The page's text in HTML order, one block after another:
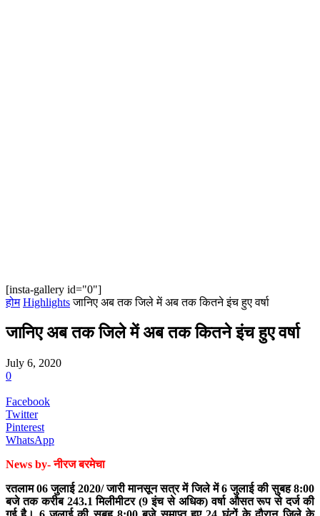
[insta-gallery id="0"]
होम Highlights जानिए अब तक जिले में अब तक कितने इंच हुए वर्षा
जानिए अब तक जिले में अब तक कितने इंच हुए वर्षा
July 6, 2020
0
Facebook
Twitter
Pinterest
WhatsApp
News by- नीरज बरमेचा
रतलाम 06 जुलाई 2020/ जारी मानसून सत्र में जिले में 6 जुलाई की सुबह 8:00
बजे तक करीब 243.1 मिलीमीटर (9 इंच से अधिक) वर्षा औसत रूप से दर्ज की